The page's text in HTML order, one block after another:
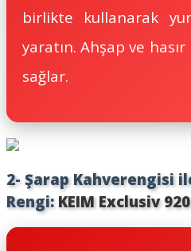
birlikte kullanarak
yaratın. Ahşap ve
sağlar.
2- Şarap Kahverengisi
Rengi: KEIM Exclusiv